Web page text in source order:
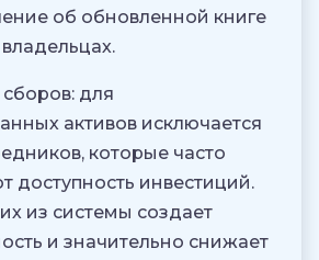
об обновленной книге
для
активов исключается
которые часто
доступность инвестиций.
из системы создает
и значительно снижает